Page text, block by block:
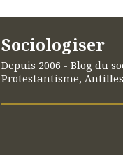
Sociologiser
Depuis 2006 - Blog du
Protestantisme,